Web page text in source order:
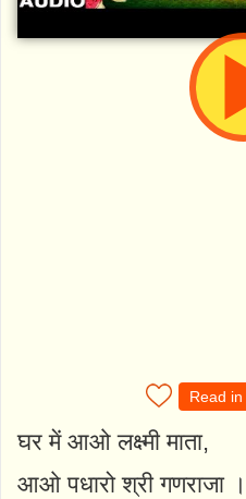
Read
घर में आओ लक्ष्मी माता,
आओ पधारो श्री गणराजा ।